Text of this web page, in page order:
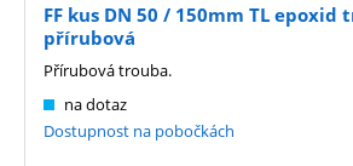
FF kus DN 50 / 150mm TL epoxid
přírubová
na dotaz
Dostupnost na pobočkách
Přírubová trouba.